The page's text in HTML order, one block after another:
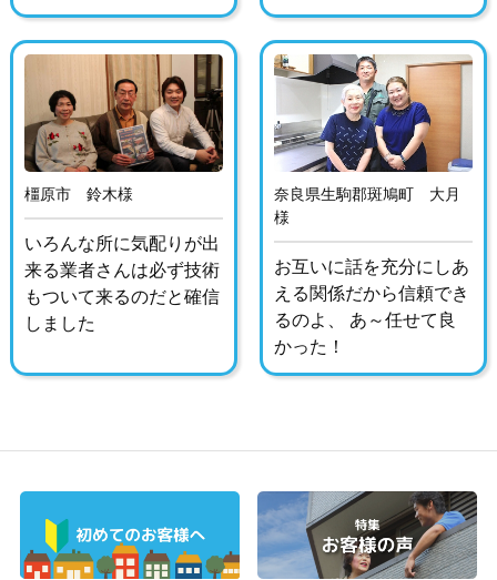
橿原市 鈴木様
いろんな所に気配りが出
来る業者さんは必ず技術
もついて来るのだと確信
しました
奈良県生駒郡斑鳩町 大月
様
お互いに話を充分にしあ
える関係だから信頼でき
るのよ、 あ～任せて良
かった！